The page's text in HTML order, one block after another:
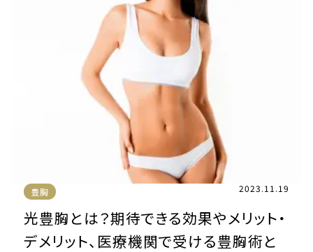
豊胸 2023.11.19
光豊胸とは？期待できる効果やメリット・
デメリット、医療機関で受ける豊胸術と